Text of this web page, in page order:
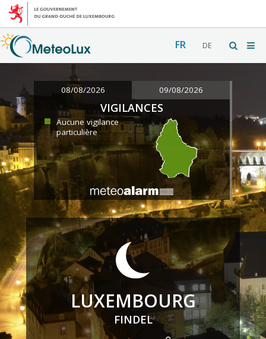
FR DE
08/08/2026 09/08/2026
VIGILANCES
Aucune vigilance
particulière
LUXEMBOURG
FINDEL